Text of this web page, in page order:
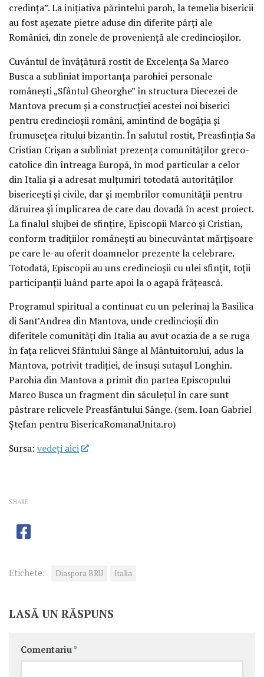
credința”. La inițiativa părintelui paroh, la temelia bisericii
au fost așezate pietre aduse din diferite părți ale
României, din zonele de proveniență ale credincioșilor.
Cuvântul de învățătură rostit de Excelența Sa Marco
Busca a subliniat importanța parohiei personale
românești „Sfântul Gheorghe” în structura Diecezei de
Mantova precum și a construcției acestei noi biserici
pentru credincioșii români, amintind de bogăția și
frumusețea ritului bizantin. În salutul rostit, Preasfinția Sa
Cristian Crișan a subliniat prezența comunităților greco-
catolice din întreaga Europă, în mod particular a celor
din Italia și a adresat mulțumiri totodată autorităților
bisericești și civile, dar și membrilor comunității pentru
dăruirea și implicarea de care dau dovadă în acest proiect.
La finalul slujbei de sfințire, Episcopii Marco și Cristian,
conform tradițiilor românești au binecuvântat mărțișoare
pe care le-au oferit doamnelor prezente la celebrare.
Totodată, Episcopii au uns credincioșii cu ulei sfințit, toții
participanții luând parte apoi la o agapă frățească.
Programul spiritual a continuat cu un pelerinaj la Basilica
di Sant’Andrea din Mantova, unde credincioșii din
diferitele comunități din Italia au avut ocazia de a se ruga
în fața relicvei Sfântului Sânge al Mântuitorului, adus la
Mantova, potrivit tradiției, de însuși sutașul Longhin.
Parohia din Mantova a primit din partea Episcopului
Marco Busca un fragment din săculețul în care sunt
păstrare relicvele Preasfântului Sânge. (sem. Ioan Gabriel
Ștefan pentru BisericaRomanaUnita.ro)
Sursa: vedeţi aici
SHARE
Etichete: Diaspora BRU Italia
LASĂ UN RĂSPUNS
Comentariu *